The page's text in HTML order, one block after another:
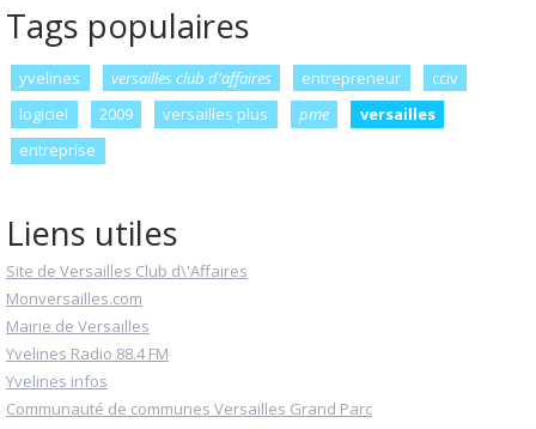
Tags populaires
yvelines versailles club d'affaires entrepreneur
cciv
logiciel
2009 versailles plus pme
versailles
entreprise
Liens utiles
Site de Versailles Club d\'Affaires
Monversailles.com
Mairie de Versailles
Yvelines Radio 88.4 FM
Yvelines infos
Communauté de communes Versailles Grand Parc